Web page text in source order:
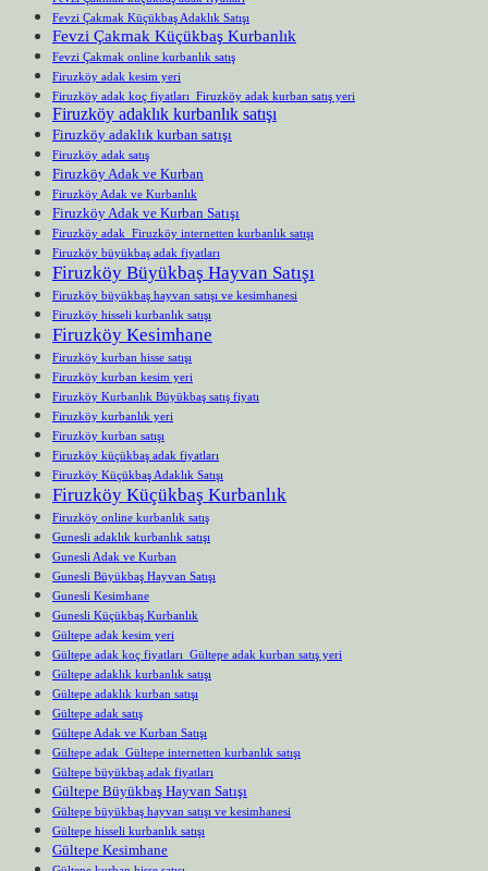
Fevzi Çakmak Küçükbaş Adaklık Satışı
Fevzi Çakmak Küçükbaş Kurbanlık
Fevzi Çakmak online kurbanlık satış
Firuzköy adak kesim yeri
Firuzköy adak koç fiyatları Firuzköy adak kurban satış yeri
Firuzköy adaklık kurbanlık satışı
Firuzköy adaklık kurban satışı
Firuzköy adak satış
Firuzköy Adak ve Kurban
Firuzköy Adak ve Kurbanlık
Firuzköy Adak ve Kurban Satışı
Firuzköy adak Firuzköy internetten kurbanlık satışı
Firuzköy büyükbaş adak fiyatları
Firuzköy Büyükbaş Hayvan Satışı
Firuzköy büyükbaş hayvan satışı ve kesimhanesi
Firuzköy hisseli kurbanlık satışı
Firuzköy Kesimhane
Firuzköy kurban hisse satışı
Firuzköy kurban kesim yeri
Firuzköy Kurbanlık Büyükbaş satış fiyatı
Firuzköy kurbanlık yeri
Firuzköy kurban satışı
Firuzköy küçükbaş adak fiyatları
Firuzköy Küçükbaş Adaklık Satışı
Firuzköy Küçükbaş Kurbanlık
Firuzköy online kurbanlık satış
Gunesli adaklık kurbanlık satışı
Gunesli Adak ve Kurban
Gunesli Büyükbaş Hayvan Satışı
Gunesli Kesimhane
Gunesli Küçükbaş Kurbanlık
Gültepe adak kesim yeri
Gültepe adak koç fiyatları Gültepe adak kurban satış yeri
Gültepe adaklık kurbanlık satışı
Gültepe adaklık kurban satışı
Gültepe adak satış
Gültepe Adak ve Kurban Satışı
Gültepe adak Gültepe internetten kurbanlık satışı
Gültepe büyükbaş adak fiyatları
Gültepe Büyükbaş Hayvan Satışı
Gültepe büyükbaş hayvan satışı ve kesimhanesi
Gültepe hisseli kurbanlık satışı
Gültepe Kesimhane